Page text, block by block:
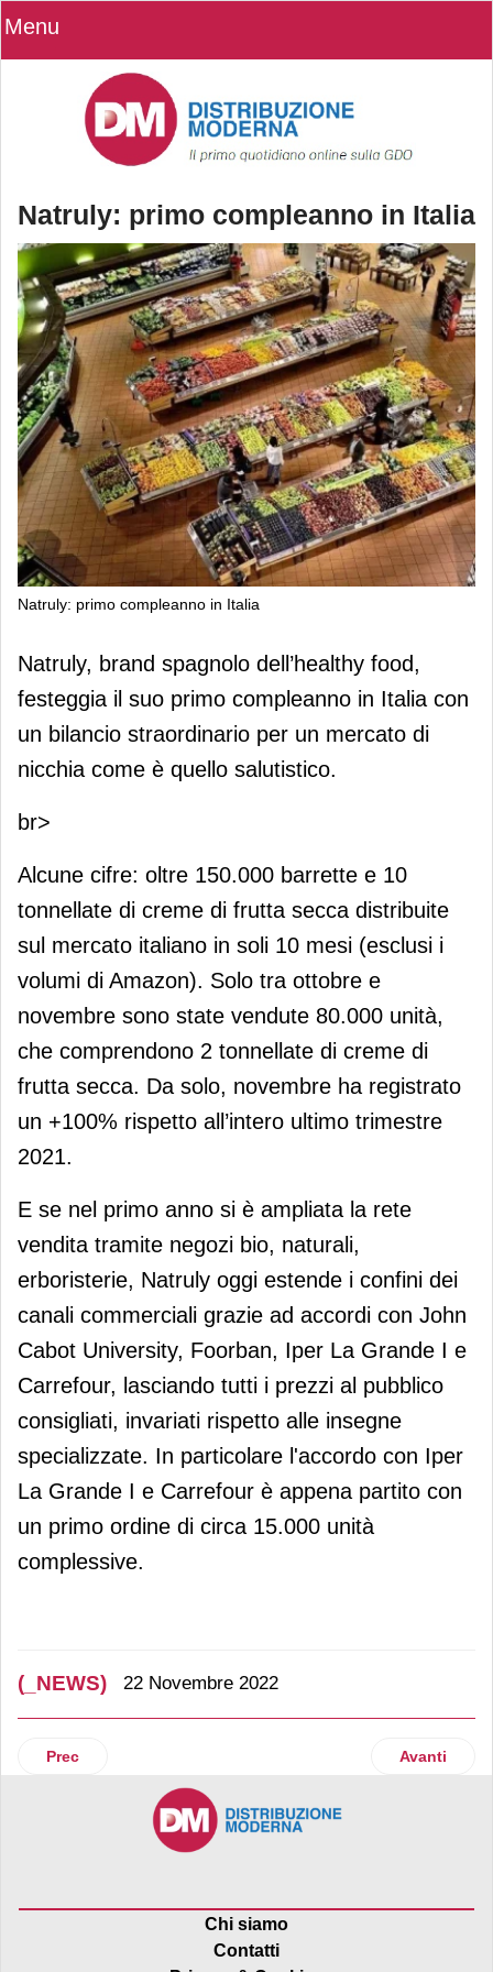
Menu
Natruly: primo compleanno in Italia
Natruly: primo compleanno in Italia
Natruly: primo compleanno in Italia
Natruly, brand spagnolo dell’healthy food,
festeggia il suo primo compleanno in Italia con
un bilancio straordinario per un mercato di
nicchia come è quello salutistico.
br>
Alcune cifre: oltre 150.000 barrette e 10
tonnellate di creme di frutta secca distribuite
sul mercato italiano in soli 10 mesi (esclusi i
volumi di Amazon). Solo tra ottobre e
novembre sono state vendute 80.000 unità,
che comprendono 2 tonnellate di creme di
frutta secca. Da solo, novembre ha registrato
un +100% rispetto all’intero ultimo trimestre
2021.
E se nel primo anno si è ampliata la rete
vendita tramite negozi bio, naturali,
erboristerie, Natruly oggi estende i confini dei
canali commerciali grazie ad accordi con John
Cabot University, Foorban, Iper La Grande I e
Carrefour, lasciando tutti i prezzi al pubblico
consigliati, invariati rispetto alle insegne
specializzate. In particolare l'accordo con Iper
La Grande I e Carrefour è appena partito con
un primo ordine di circa 15.000 unità
complessive.
(_NEWS) 22 Novembre 2022
Articolo precedente: Deliveroo, “hop” arriva a Roma con
Prec Articolo
Avanti
Chi siamo
Contatti